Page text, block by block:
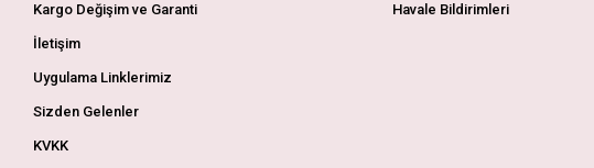
Kargo Değişim ve Garanti
İletişim
Uygulama Linklerimiz
Sizden Gelenler
KVKK
Havale Bildirimleri